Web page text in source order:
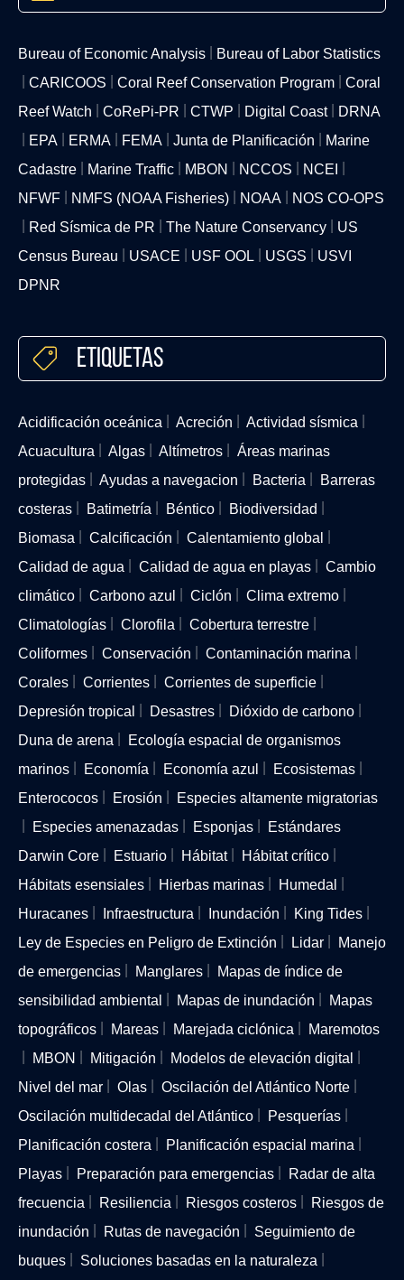
Bureau of Economic Analysis
Bureau of Labor Statistics
CARICOOS
Coral Reef Conservation Program
Coral
Reef Watch
CoRePi-PR CTWP Digital Coast
DRNA
EPA
ERMA FEMA Junta de Planificación
Marine
Cadastre
Marine Traffic MBON NCCOS
NCEI
NFWF
NMFS (NOAA Fisheries) NOAA
NOS CO-OPS
Red Sísmica de PR
The Nature Conservancy
US
Census Bureau
USACE USF OOL USGS
USVI
DPNR
Etiquetas
Acidificación oceánica Acreción
Actividad sísmica
Acuacultura
Algas Altímetros
Áreas marinas
protegidas
Ayudas a navegacion Bacteria
Barreras
costeras
Batimetría Béntico
Biodiversidad
Biomasa
Calcificación
Calentamiento global
Calidad de agua
Calidad de agua en playas
Cambio
climático
Carbono azul Ciclón
Clima extremo
Climatologías
Clorofila
Cobertura terrestre
Coliformes
Conservación
Contaminación marina
Corales
Corrientes
Corrientes de superficie
Depresión tropical
Desastres
Dióxido de carbono
Duna de arena
Ecología espacial de organismos
marinos
Economía Economía azul
Ecosistemas
Enterococos
Erosión
Especies altamente migratorias
Especies amenazadas
Esponjas
Estándares
Darwin Core
Estuario Hábitat
Hábitat crítico
Hábitats esensiales
Hierbas marinas
Humedal
Huracanes
Infraestructura Inundación
King Tides
Ley de Especies en Peligro de Extinción
Lidar
Manejo
de emergencias
Manglares
Mapas de índice de
sensibilidad ambiental
Mapas de inundación
Mapas
topográficos
Mareas Marejada ciclónica
Maremotos
MBON
Mitigación
Modelos de elevación digital
Nivel del mar
Olas
Oscilación del Atlántico Norte
Oscilación multidecadal del Atlántico
Pesquerías
Planificación costera
Planificación espacial marina
Playas
Preparación para emergencias
Radar de alta
frecuencia
Resiliencia Riesgos costeros
Riesgos de
inundación
Rutas de navegación
Seguimiento de
buques
Soluciones basadas en la naturaleza